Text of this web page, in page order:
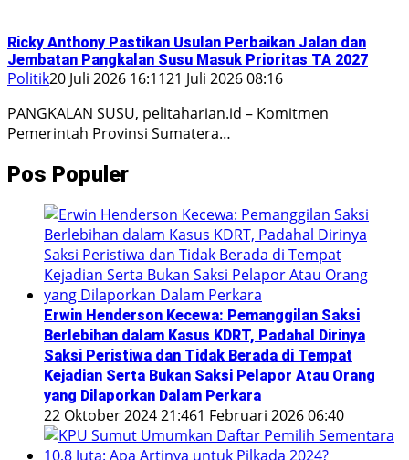
Ricky Anthony Pastikan Usulan Perbaikan Jalan dan
Jembatan Pangkalan Susu Masuk Prioritas TA 2027
Politik20 Juli 2026 16:1121 Juli 2026 08:16
PANGKALAN SUSU, pelitaharian.id – Komitmen
Pemerintah Provinsi Sumatera…
Pos Populer
Erwin Henderson Kecewa: Pemanggilan Saksi
Berlebihan dalam Kasus KDRT, Padahal Dirinya
Saksi Peristiwa dan Tidak Berada di Tempat
Kejadian Serta Bukan Saksi Pelapor Atau Orang
yang Dilaporkan Dalam Perkara
22 Oktober 2024 21:461 Februari 2026 06:40